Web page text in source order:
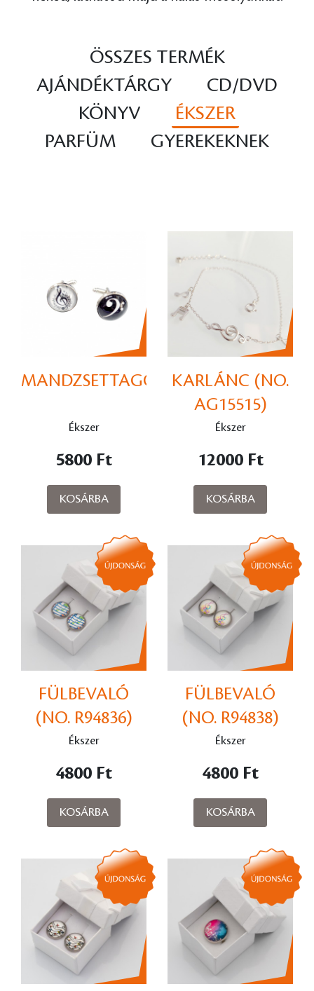
ÖSSZES TERMÉK
AJÁNDÉKTÁRGY
CD/DVD
KÖNYV
ÉKSZER
PARFÜM
GYEREKEKNEK
MANDZSETTAGOMBOK
Ékszer
5800 Ft
KOSÁRBA
KARLÁNC (NO.
AG15515)
Ékszer
12000 Ft
KOSÁRBA
FÜLBEVALÓ
(NO. R94836)
Ékszer
4800 Ft
KOSÁRBA
FÜLBEVALÓ
(NO. R94838)
Ékszer
4800 Ft
KOSÁRBA